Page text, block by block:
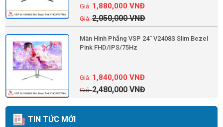
2,050,000VNĐ
1,880,000VNĐ
Màn Hình Phẳng VSP 24'' V2408S Slim Bezel
Pink FHD/IPS/75Hz
2,480,000VNĐ
1,840,000VNĐ
TIN TỨC MỚI